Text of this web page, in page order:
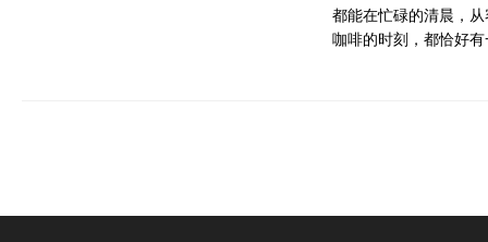
都能在忙碌的清晨，
咖啡的时刻，都恰好